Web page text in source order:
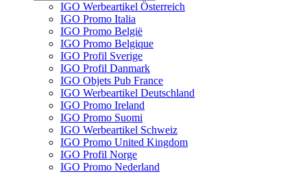
IGO Werbeartikel Österreich
IGO Promo Italia
IGO Promo België
IGO Promo Belgique
IGO Profil Sverige
IGO Profil Danmark
IGO Objets Pub France
IGO Werbeartikel Deutschland
IGO Promo Ireland
IGO Promo Suomi
IGO Werbeartikel Schweiz
IGO Promo United Kingdom
IGO Profil Norge
IGO Promo Nederland